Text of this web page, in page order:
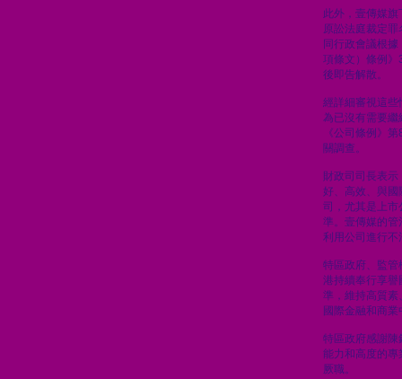
此外，壹傳媒
原訟法庭裁定
同行政會議根
項條文）條例
後即告解散。
經詳細審視這些
為已沒有需要繼
《公司條例》
關調查。
財政司司長表
好、高效、與國
司，尤其是上市
準。壹傳媒的管
利用公司進行不
特區政府、監管
港持續奉行享譽
準，維持高質素
國際金融和商
特區政府感謝陳
能力和高度的專
厥職。